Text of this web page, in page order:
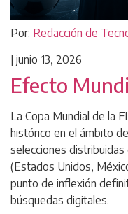
Por: Redacción de
junio 13, 2026
Efecto
La Copa Mundial de la
histórico en el ámbito
selecciones
(Estados Unidos,
punto de inflexión
búsquedas digitales.